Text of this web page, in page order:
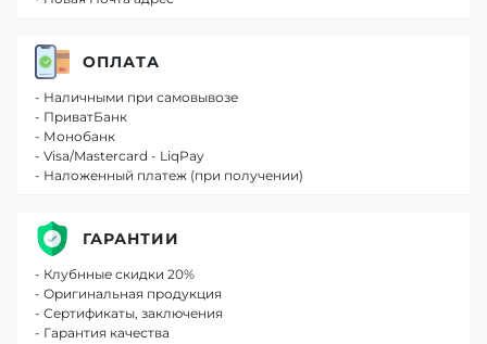
ОПЛАТА
- Наличными при самовывозе
- ПриватБанк
- Монобанк
- Visa/Mastercard - LiqPay
- Наложенный платеж (при получении)
ГАРАНТИИ
- Клубнные скидки 20%
- Оригинальная продукция
- Сертификаты, заключения
- Гарантия качества